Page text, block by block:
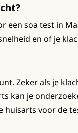
een soa test in
en of je
Zeker als je
kan je
huisarts voor de